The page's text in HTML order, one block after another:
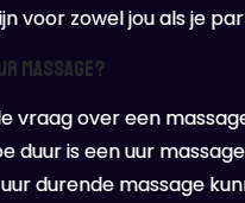
voor zowel jou als je
massage?
vraag over een
duur is een uur
durende massage